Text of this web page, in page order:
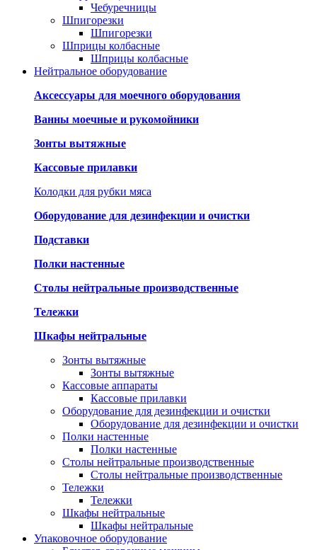
Чебуречницы
Шпигорезки
Шпигорезки
Шприцы колбасные
Шприцы колбасные
Нейтральное оборудование
Аксессуары для моечного оборудования
Ванны моечные и рукомойники
Зонты вытяжные
Кассовые прилавки
Колодки для рубки мяса
Оборудование для дезинфекции и очистки
Подставки
Полки настенные
Столы нейтральные производственные
Тележки
Шкафы нейтральные
Зонты вытяжные
Зонты вытяжные
Кассовые аппараты
Кассовые прилавки
Оборудование для дезинфекции и очистки
Оборудование для дезинфекции и очистки
Полки настенные
Полки настенные
Столы нейтральные производственные
Столы нейтральные производственные
Тележки
Тележки
Шкафы нейтральные
Шкафы нейтральные
Упаковочное оборудование